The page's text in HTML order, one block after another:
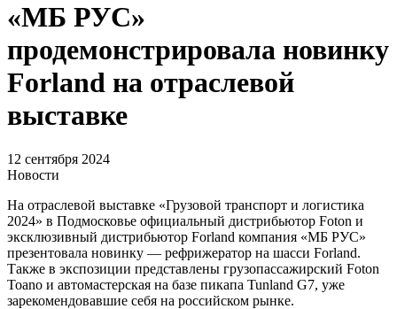
«МБ РУС»
продемонстрировала новинку
Forland на отраслевой
выставке
12 сентября 2024
Новости
На отраслевой выставке «Грузовой транспорт и логистика
2024» в Подмосковье официальный дистрибьютор Foton и
эксклюзивный дистрибьютор Forland компания «МБ РУС»
презентовала новинку — рефрижератор на шасси Forland.
Также в экспозиции представлены грузопассажирский Foton
Toano и автомастерская на базе пикапа Tunland G7, уже
зарекомендовавшие себя на российском рынке.